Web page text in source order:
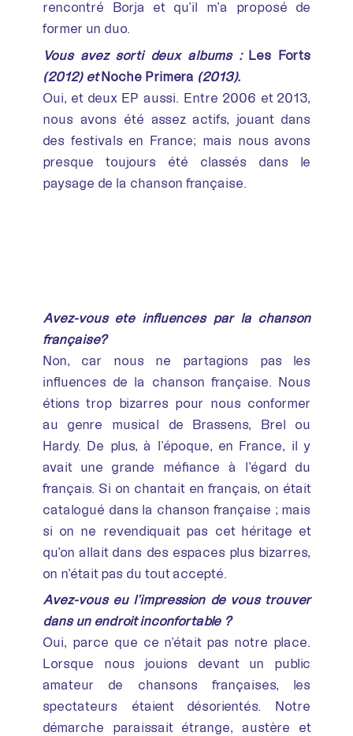
rencontré Borja et qu’il m’a proposé de
former un duo.
Vous avez sorti deux albums : Les Forts
(2012) etNoche Primera (2013).
Oui, et deux EP aussi. Entre 2006 et 2013,
nous avons été assez actifs, jouant dans
des festivals en France; mais nous avons
presque toujours été classés dans le
paysage de la chanson française.
Avez-vous été influencés par la chanson
française?
Non, car nous ne partagions pas les
influences de la chanson française. Nous
étions trop bizarres pour nous conformer
au genre musical de Brassens, Brel ou
Hardy. De plus, à l’époque, en France, il y
avait une grande méfiance à l’égard du
français. Si on chantait en français, on était
catalogué dans la chanson française ; mais
si on ne revendiquait pas cet héritage et
qu’on allait dans des espaces plus bizarres,
on n’était pas du tout accepté.
Avez-vous eu l’impression de vous trouver
dans un endroit inconfortable ?
Oui, parce que ce n’était pas notre place.
Lorsque nous jouions devant un public
amateur de chansons françaises, les
spectateurs étaient désorientés. Notre
démarche paraissait étrange, austère et